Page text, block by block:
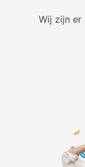
Wij zijn